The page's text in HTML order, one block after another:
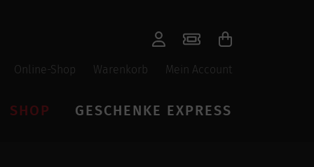
Online-Shop Warenkorb Mein Account
SHOP GESCHENKE EXPRESS